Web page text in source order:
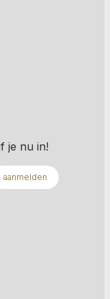
je nu in!
aanmelden